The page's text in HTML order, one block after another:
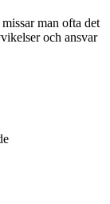
man ofta det
och ansvar